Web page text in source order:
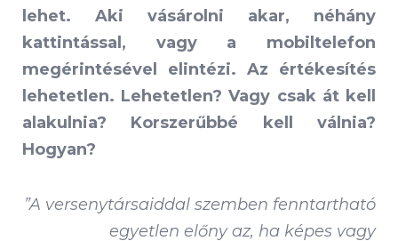
lehet. Aki vásárolni akar, néhány
kattintással, vagy a mobiltelefon
megérintésével elintézi. Az értékesítés
lehetetlen. Lehetetlen? Vagy csak át kell
alakulnia? Korszerűbbé kell válnia?
Hogyan?
”A versenytársaiddal szemben fenntartható
egyetlen előny az, ha képes vagy